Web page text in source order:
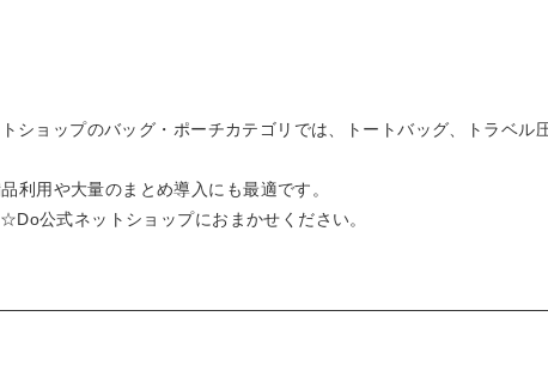
ョップのバッグ・ポーチカテゴリでは、トートバッグ、トラベ
利用や大量のまとめ導入にも最適です。
公式ネットショップにおまかせください。